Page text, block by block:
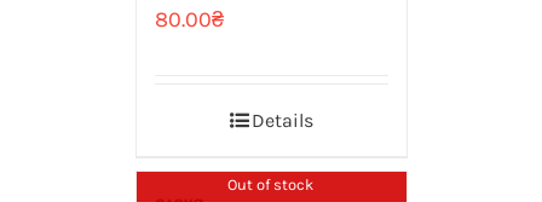
80.00₴
Details
Out of stock